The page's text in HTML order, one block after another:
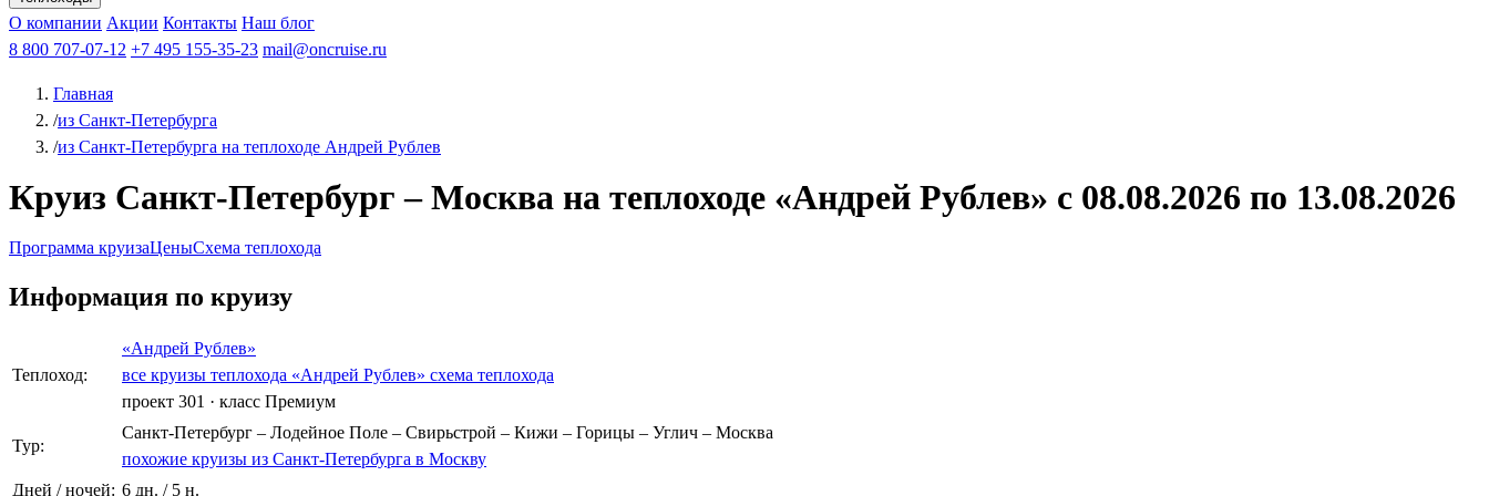
Афанасий Никитин Октябрьская революция
О компании Акции Контакты Наш блог
8 800 707-07-12 +7 495 155-35-23 mail@oncruise.ru
Главная
/из Санкт-Петербурга
/из Санкт-Петербурга на теплоходе Андрей Рублев
Круиз Санкт-Петербург – Москва на теплоходе «Андрей Рублев» с 08.08.2026 по 13.08.2026
Программа круизаЦеныСхема теплохода
Информация по круизу
Теплоход:
«Андрей Рублев»
все круизы теплохода «Андрей Рублев» схема теплохода
проект 301 · класс Премиум
Тур:
Санкт-Петербург – Лодейное Поле – Свирьстрой – Кижи – Горицы – Углич – Москва
похожие круизы из Санкт-Петербурга в Москву
Дней / ночей: 6 дн. / 5 н.